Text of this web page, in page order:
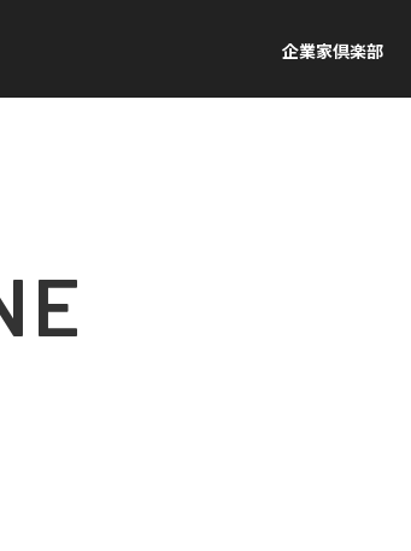
企業家倶楽部